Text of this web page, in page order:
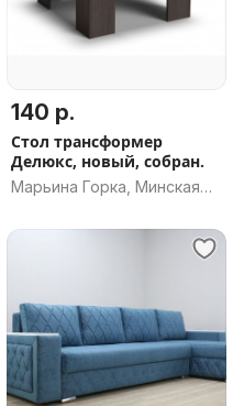
140 р.
Стол трансформер
Делюкс, новый, собран.
Марьина Горка, Минская